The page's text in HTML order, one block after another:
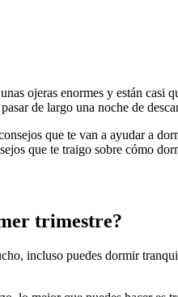
ojeras enormes y están
de largo una noche de
que te van a ayudar a
que te traigo sobre cómo
trimestre?
incluso puedes dormir